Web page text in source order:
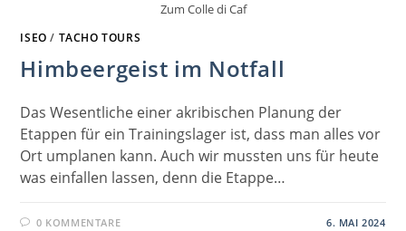
Zum Colle di Caf
ISEO / TACHO TOURS
Himbeergeist im Notfall
Das Wesentliche einer akribischen Planung der
Etappen für ein Trainingslager ist, dass man alles vor
Ort umplanen kann. Auch wir mussten uns für heute
was einfallen lassen, denn die Etappe…
0 KOMMENTARE 6. MAI 2024